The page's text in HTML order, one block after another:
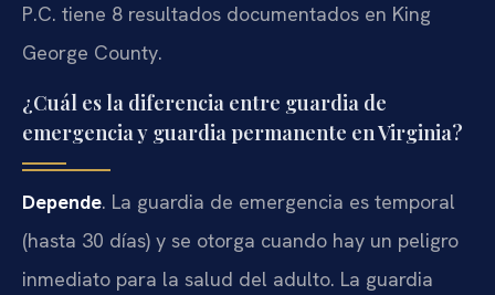
P.C. tiene 8 resultados documentados en King
George County.
¿Cuál es la diferencia entre guardia de
emergencia y guardia permanente en Virginia?
Depende. La guardia de emergencia es temporal
(hasta 30 días) y se otorga cuando hay un peligro
inmediato para la salud del adulto. La guardia